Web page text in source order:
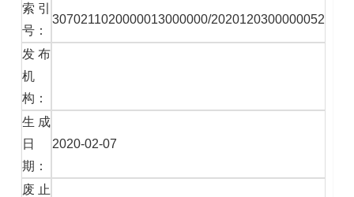
索引
号：
3070211020000013000000/2020120300000052
发布
机
构：
生成
日
期：
2020-02-07
废止